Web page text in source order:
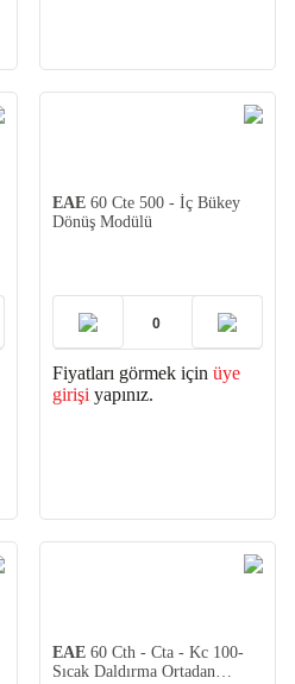
EAE 60 Cte 500 - İç Bükey
Dönüş Modülü
Fiyatları görmek için üye
girişi yapınız.
EAE 60 Cth - Cta - Kc 100-
Sıcak Daldırma Ortadan